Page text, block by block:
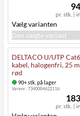
pr. stk. |
Vælg varianten
Den valgte variant
DELTACO U/UTP
kabel, halogenfri, 25
rød
90+ stk. på lager
Varenr.:7340004622116
pr. stk. |